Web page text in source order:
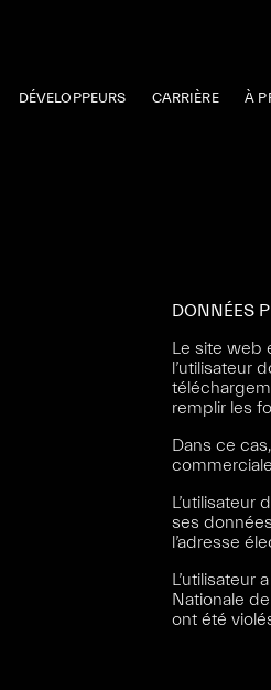
DÉVELOPPEURS CARRIÈRE À
DONNÉES
Le site web
l’utilisateur
remplir les
Dans ce
L’utilisateur
ses
l’adresse
L’utilisateur
Nationale
ont été